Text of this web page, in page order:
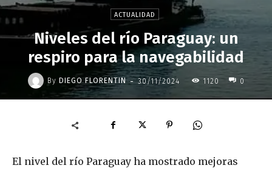
ACTUALIDAD
Niveles del río Paraguay: un
respiro para la navegabilidad
By DIEGO FLORENTIN - 30/11/2024 1120 0
El nivel del río Paraguay ha mostrado mejoras